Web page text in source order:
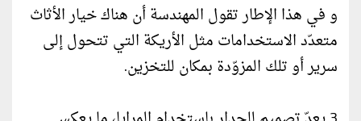
و في هذا الإطار تقول المهندسة أن هناك خيار الأثاث
متعدّد الاستخدامات مثل الأريكة التي تتحول إلى
سرير أو تلك المزوّدة بمكان للتخزين.